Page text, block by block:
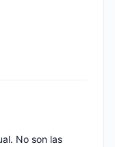
No son las